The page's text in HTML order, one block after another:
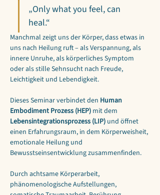
„Only what you feel, can
heal.“
Manchmal zeigt uns der Körper, dass etwas in
uns nach Heilung ruft – als Verspannung, als
innere Unruhe, als körperliches Symptom
oder als stille Sehnsucht nach Freude,
Leichtigkeit und Lebendigkeit.
Dieses Seminar verbindet den Human
Embodiment Prozess (HEP) mit dem
Lebensintegrationsprozess (LIP) und öffnet
einen Erfahrungsraum, in dem Körperweisheit,
emotionale Heilung und
Bewusstseinsentwicklung zusammenfinden.
Durch achtsame Körperarbeit,
phänomenologische Aufstellungen,